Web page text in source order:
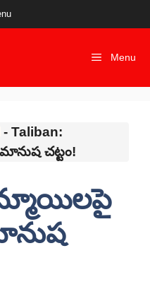
Menu
- Taliban:
చట్టం!